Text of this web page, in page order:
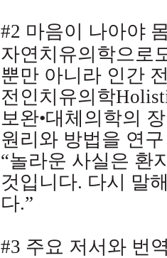
#2 마음이 나아야
자연치유의학으로
뿐만 아니라 인간
전인치유의학
보완•대체의학의
원리와 방법을 연
“놀라운 사실은 환
것입니다. 다시 말
다.”
#3 주요 저서와 번